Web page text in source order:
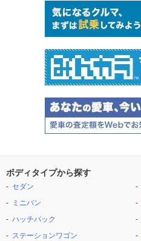
ボディタイプから探す
セダン
ミニバン
ハッチバック
ステーションワゴン